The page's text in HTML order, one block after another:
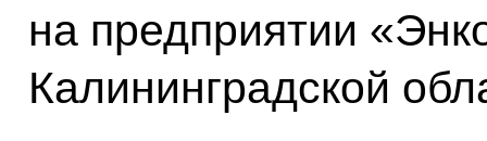
на предприятии
Калининградской